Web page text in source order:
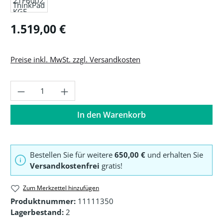
Regulärer Preis:
1.519,00 €
Preise inkl. MwSt. zzgl. Versandkosten
Produkt Anzahl: Gib den gewünschten
In den Warenkorb
Bestellen Sie für weitere 650,00 € und erhalten Sie
Versandkostenfrei gratis!
Zum Merkzettel hinzufügen
Produktnummer: 11111350
Lagerbestand: 2